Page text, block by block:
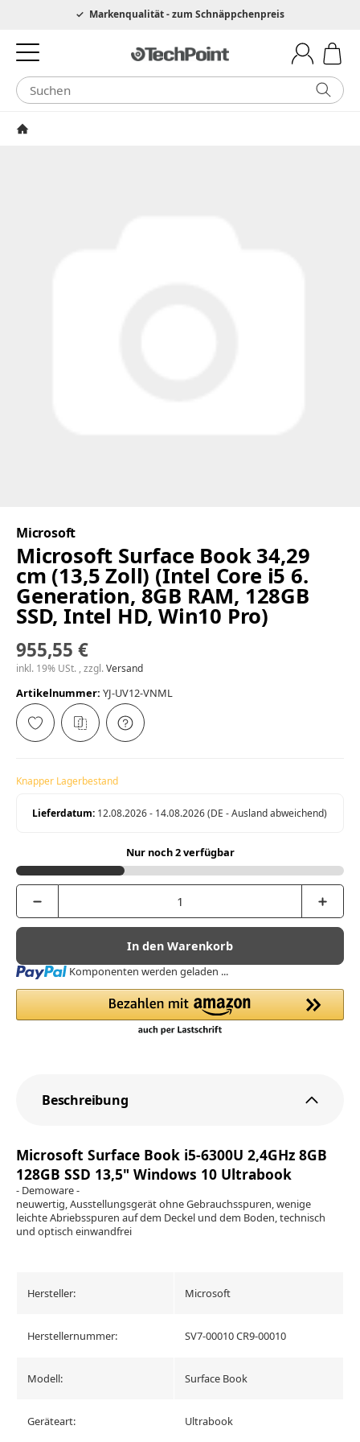
Hotline 0049 6205 3079975Markenqualität - zum Schnäppchenpreis
Microsoft
Microsoft Surface Book 34,29
cm (13,5 Zoll) (Intel Core i5 6.
Generation, 8GB RAM, 128GB
SSD, Intel HD, Win10 Pro)
955,55 €
inkl. 19% USt. , zzgl.Versand
Artikelnummer: YJ-UV12-VNML
Knapper Lagerbestand
Lieferdatum: 12.08.2026 - 14.08.2026(DE - Ausland abweichend)
Nur noch 2 verfügbar
In den Warenkorb
Loading... Komponenten werden geladen ...
Beschreibung
Microsoft Surface Book i5-6300U 2,4GHz 8GB
128GB SSD 13,5" Windows 10 Ultrabook
- Demoware -
neuwertig, Ausstellungsgerät ohne Gebrauchsspuren, wenige
leichte Abriebsspuren auf dem Deckel und dem Boden, technisch
und optisch einwandfrei
Hersteller: Microsoft
Herstellernummer: SV7-00010 CR9-00010
Modell: Surface Book
Geräteart: Ultrabook